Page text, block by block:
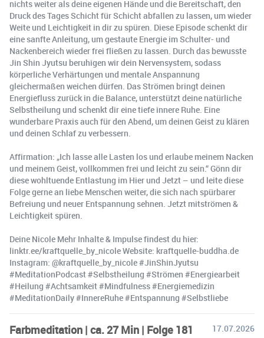
nichts weiter als deine eigenen Hände und die Bereitschaft, den
Druck des Tages Schicht für Schicht abfallen zu lassen, um wieder
Weite und Leichtigkeit in dir zu spüren. Diese Episode schenkt dir
eine sanfte Anleitung, um gestaute Energie im Schulter- und
Nackenbereich wieder frei fließen zu lassen. Durch das bewusste
Jin Shin Jyutsu beruhigen wir dein Nervensystem, sodass
körperliche Verhärtungen und mentale Anspannung
gleichermaßen weichen dürfen. Das Strömen bringt deinen
Energiefluss zurück in die Balance, unterstützt deine natürliche
Selbstheilung und schenkt dir eine tiefe innere Ruhe. Eine
wunderbare Praxis auch für den Abend, um deinen Geist zu klären
und deinen Schlaf zu verbessern.
Affirmation: „Ich lasse alle Lasten los und erlaube meinem Nacken
und meinem Geist, vollkommen frei und leicht zu sein.“ Gönn dir
diese wohltuende Entlastung im Hier und Jetzt – und leite diese
Folge gerne an liebe Menschen weiter, die sich nach spürbarer
Befreiung und neuer Entspannung sehnen. Jetzt mitströmen &
Leichtigkeit spüren.
Deine Nicole Mehr Inhalte & Impulse findest du hier:
linktr.ee/kraftquelle_by_nicole Website: kraftquelle-buddha.de
Instagram: @kraftquelle_by_nicole #JinShinJyutsu
#MeditationPodcast #Selbstheilung #Strömen #Energiearbeit
#Heilung #Achtsamkeit #Mindfulness #Energiemedizin
#MeditationDaily #InnereRuhe #Entspannung #Selbstliebe
Farbmeditation | ca. 27 Min | Folge 181
17.07.2026